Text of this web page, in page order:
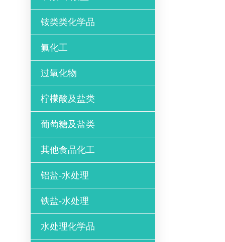
铵类类化学品
氟化工
过氧化物
柠檬酸及盐类
葡萄糖及盐类
其他食品化工
铝盐-水处理
铁盐-水处理
水处理化学品